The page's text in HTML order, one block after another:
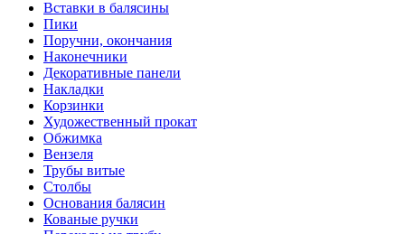
Вставки в балясины
Пики
Поручни, окончания
Наконечники
Декоративные панели
Накладки
Корзинки
Художественный прокат
Обжимка
Вензеля
Трубы витые
Столбы
Основания балясин
Кованые ручки